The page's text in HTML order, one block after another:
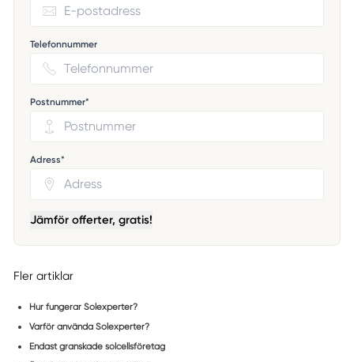
Telefonnummer
Postnummer*
Adress*
Jämför offerter, gratis!
Fler artiklar
Hur fungerar Solexperter?
Varför använda Solexperter?
Endast granskade solcellsföretag